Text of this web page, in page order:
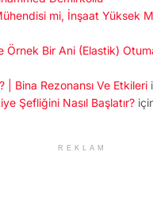
mi, İnşaat Yüksek
Örnek Bir Ani (Elastik)
| Bina Rezonansı Ve Etkileri
Şefliğini Nasıl Başlatır?
REKLAM